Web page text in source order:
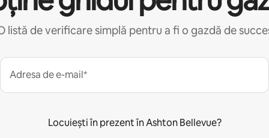
listă de verificare simplă pentru a fi o gazdă de
Adresa de e-mail*
Locuiești în prezent în Ashton Bellevue?